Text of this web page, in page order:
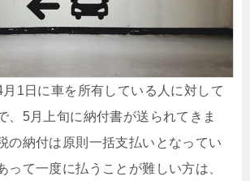
1日に車を所有している人に対して
、5月上旬に納付書が送られてきま
の納付は原則一括支払いとなってい
って一度に払うことが難しい方は、